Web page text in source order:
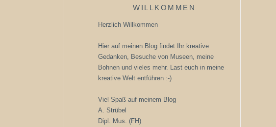
WILLKOMMEN
Herzlich Willkommen
Hier auf meinen Blog findet Ihr kreative
Gedanken, Besuche von Museen, meine
Bohnen und vieles mehr. Last euch in meine
kreative Welt entführen :-)
Viel Spaß auf meinem Blog
A. Strübel
Dipl. Mus. (FH)